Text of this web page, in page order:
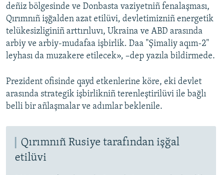
deñiz bölgesinde ve Donbasta vaziyetniñ fenalaşması,
Qırımnıñ işğalden azat etilüvi, devletimizniñ energetik
telükesizliginiñ arttırıluvı, Ukraina ve ABD arasında
arbiy ve arbiy-mudafaa işbirlik. Daa "Şimaliy aqım-2"
leyhası da muzakere etilecek», –dep yazıla bildirmede.
Prezident ofisinde qayd etkenlerine köre, eki devlet
arasında strategik işbirlikniñ terenleştirilüvi ile bağlı
belli bir añlaşmalar ve adımlar beklenile.
Qırımnıñ Rusiye tarafından işğal
etilüvi